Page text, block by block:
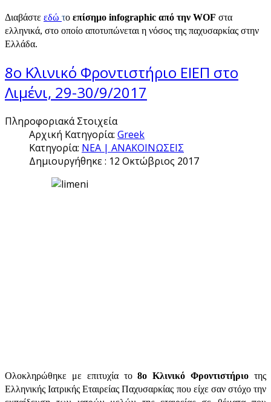
Διαβάστε εδώ το επίσημο infographic από την WOF στα
ελληνικά, στο οποίο αποτυπώνεται η νόσος της παχυσαρκίας στην
Ελλάδα.
8ο Κλινικό Φροντιστήριο ΕΙΕΠ στο
Λιμένι, 29-30/9/2017
Πληροφοριακά Στοιχεία
Αρχική Κατηγορία: Greek
Κατηγορία: ΝΕΑ | ΑΝΑΚΟΙΝΩΣΕΙΣ
Δημιουργήθηκε : 12 Οκτώβριος 2017
Ολοκληρώθηκε με επιτυχία το8ο Κλινικό Φροντιστήριο της
Ελληνικής Ιατρικής Εταιρείας Παχυσαρκίας που είχε σαν στόχο την